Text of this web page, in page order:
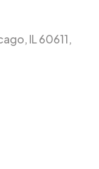
IL 60611,